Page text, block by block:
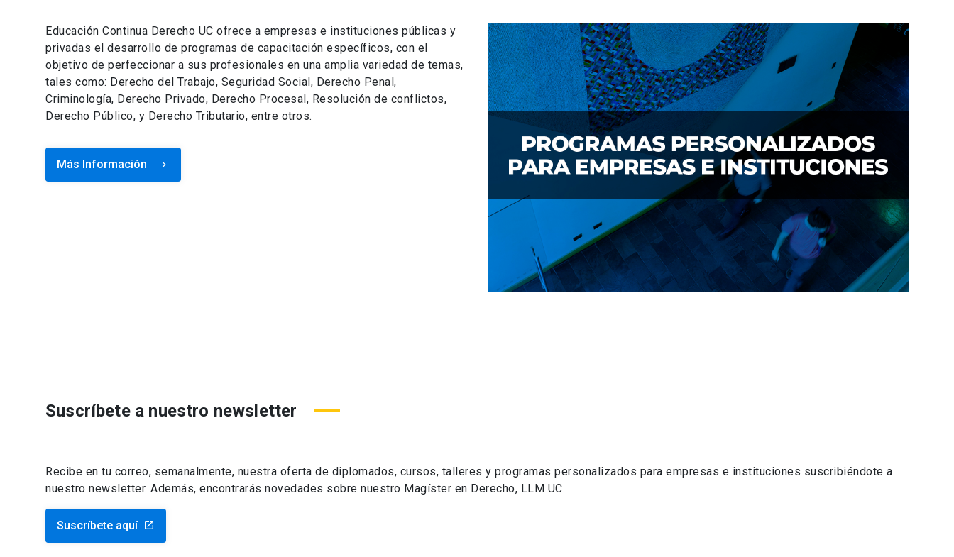
Educación Continua Derecho UC ofrece a empresas e instituciones públicas y
privadas el desarrollo de programas de capacitación específicos, con el
objetivo de perfeccionar a sus profesionales en una amplia variedad de temas,
tales como: Derecho del Trabajo, Seguridad Social, Derecho Penal,
Criminología, Derecho Privado, Derecho Procesal, Resolución de conflictos,
Derecho Público, y Derecho Tributario, entre otros.
Más Información keyboard_arrow_right
Suscríbete a nuestro newsletter
Recibe en tu correo, semanalmente, nuestra oferta de diplomados, cursos, talleres y programas personalizados para empresas e instituciones suscribiéndote a
nuestro newsletter. Además, encontrarás novedades sobre nuestro Magíster en Derecho, LLM UC.
Suscríbete aquí launch